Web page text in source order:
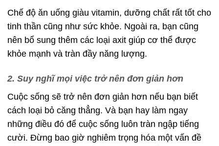
Chế độ ăn uống giàu vitamin, dưỡng chất rất tốt cho
tinh thần cũng như sức khỏe. Ngoài ra, bạn cũng
nên bổ sung thêm các loại axit giúp cơ thể được
khỏe mạnh và tràn đầy năng lượng.
2. Suy nghĩ mọi việc trở nên đơn giản hơn
Cuộc sống sẽ trở nên đơn giản hơn nếu bạn biết
cách loại bỏ căng thẳng. Và bạn hay làm ngay
những điều đó để cuộc sống luôn tràn ngập tiếng
cười. Đừng bao giờ nghiêm trọng hóa một vấn đề